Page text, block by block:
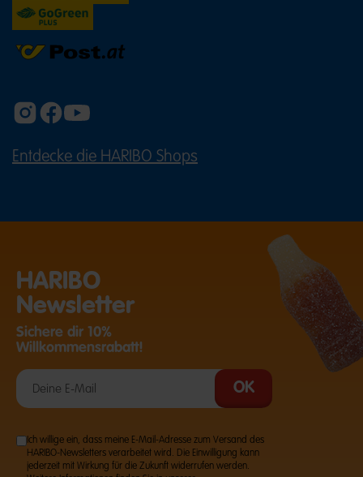
Entdecke die HARIBO Shops
HARIBO
Newsletter
Sichere dir 10%
Willkommensrabatt!
Ich willige ein, dass meine E-Mail-Adresse zum Versand des
HARIBO-Newsletters verarbeitet wird. Die Einwilligung kann
jederzeit mit Wirkung für die Zukunft widerrufen werden.